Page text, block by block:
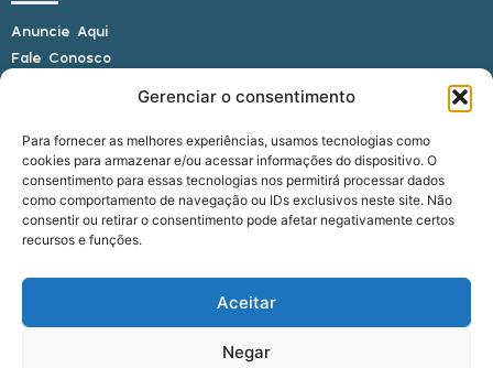
Gerenciar o consentimento
Para fornecer as melhores experiências, usamos tecnologias como
cookies para armazenar e/ou acessar informações do dispositivo. O
consentimento para essas tecnologias nos permitirá processar dados
como comportamento de navegação ou IDs exclusivos neste site. Não
consentir ou retirar o consentimento pode afetar negativamente certos
recursos e funções.
Aceitar
Negar
Anuncie Aqui
Fale Conosco
E-mail: alagoasbrasilnoticias@gmail.com
Telefone: (82) 9 9691-0391 (Whatsapp)
Responsável Técnico: Crysthyan Carlos
Rua do Sau - Centro - Anadia - AL - CEP:
© 2022 - 2026 Alagoas Brasil Notícias. Todos os